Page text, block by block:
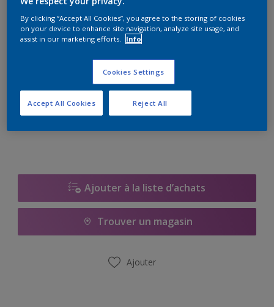
Format
Quantité
Ajouter à la liste d’achats
Trouver un magasin
Ajouter
By clicking “Accept All Cookies”, you agree to the storing of cookies
on your device to enhance site navigation, analyze site usage, and
assist in our marketing efforts.
Info
Cookies Settings
Reject All
Accept All Cookies